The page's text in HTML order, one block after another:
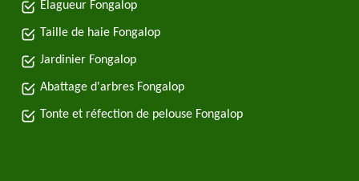
Elagueur Fongalop
Taille de haie Fongalop
Jardinier Fongalop
Abattage d'arbres Fongalop
Tonte et réfection de pelouse Fongalop